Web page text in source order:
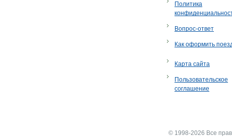
Политика
Вопрос-ответ
Как оформить
Карта сайта
Пользовательское
соглашение
© 1998-2026 Все